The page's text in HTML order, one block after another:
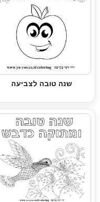
שנה טובה לצביעה